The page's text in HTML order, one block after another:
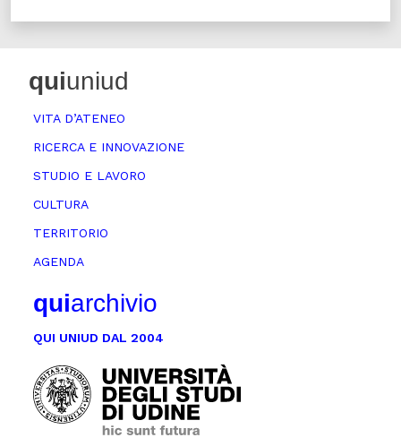
quiuniud
VITA D’ATENEO
RICERCA E INNOVAZIONE
STUDIO E LAVORO
CULTURA
TERRITORIO
AGENDA
quiarchivio
QUI UNIUD DAL 2004